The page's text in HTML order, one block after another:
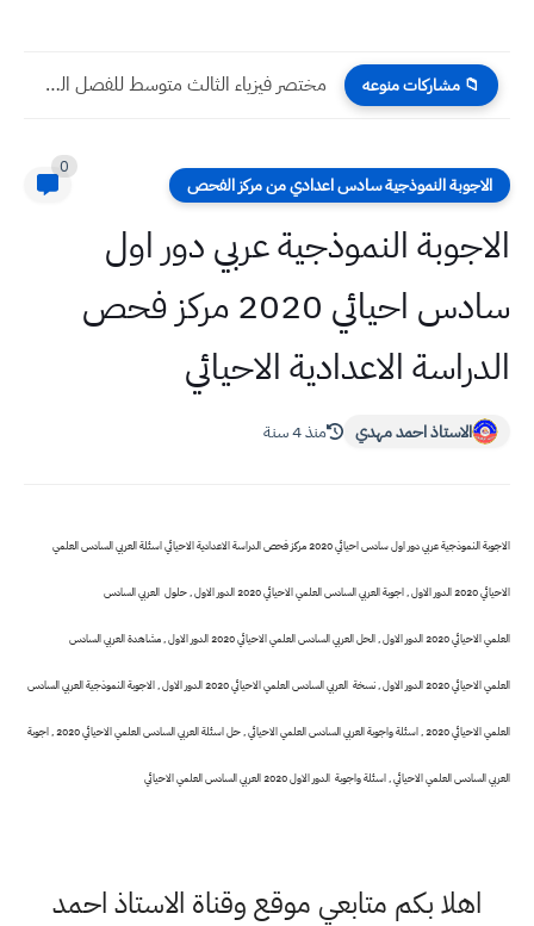
📁 مشاركات منوعه مختصر فيزياء الثالث متوسط للفصل الخامس عدد 5 ورقات
الاجوبة النموذجية سادس اعدادي من مركز الفحص
0
الاجوبة النموذجية عربي دور اول
سادس احيائي 2020 مركز فحص
الدراسة الاعدادية الاحيائي
الاستاذ احمد مهدي منذ 4 سنة
الاجوبة النموذجية عربي دور اول سادس احيائي 2020 مركز فحص الدراسة الاعدادية الاحيائي اسئلة العربي السادس العلمي
الاحيائي 2020 الدور الاول , اجوبة العربي السادس العلمي الاحيائي 2020 الدور الاول , حلول العربي السادس
العلميالاحيائي2020 الدور الاول , الحل العربي السادس العلمي الاحيائي 2020 الدور الاول , مشاهدة العربي السادس
العلميالاحيائي2020 الدور الاول , نسخة العربي السادس العلمي الاحيائي 2020 الدور الاول , الاجوبة النموذجية العربي السادس
العلميالاحيائي2020 , اسئلة واجوبة العربي السادس العلمي الاحيائي, حل اسئلة العربي السادس العلميالاحيائي 2020 , اجوبة
العربي السادس العلميالاحيائي, اسئلة واجوبة الدور الاول 2020 العربي السادس العلمي الاحيائي
اهلا بكم متابعي موقع وقناة الاستاذ احمد